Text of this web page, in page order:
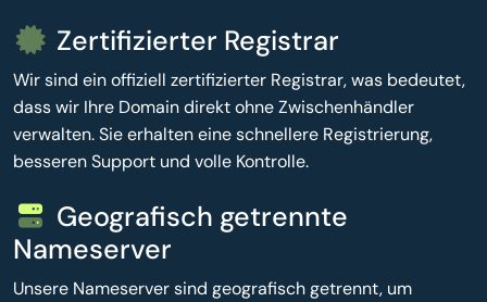
Zertifizierter Registrar
Wir sind ein offiziell zertifizierter Registrar, was bedeutet,
dass wir Ihre Domain direkt ohne Zwischenhändler
verwalten. Sie erhalten eine schnellere Registrierung,
besseren Support und volle Kontrolle.
Geografisch getrennte
Nameserver
Unsere Nameserver sind geografisch getrennt, um